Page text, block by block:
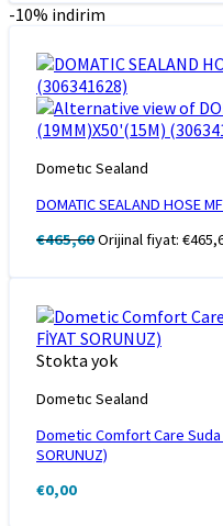
-10% indirim
Dometıc Sealand
DOMATIC SEALAND HOSE
€465,60Orijinal fiyat:
Stokta yok
Dometıc Sealand
Dometic Comfort Care Suda
SORUNUZ)
€0,00